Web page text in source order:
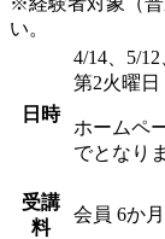
い。
日時
4/14、5/
第2火曜日
ホームペ
でとなり
受講
料
会員 6か